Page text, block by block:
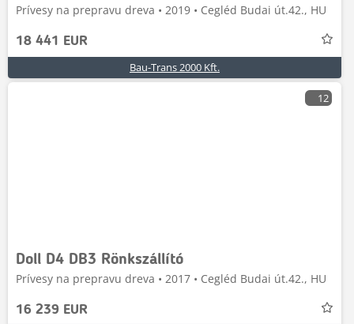
Prívesy na prepravu dreva • 2019 • Cegléd Budai út.42., HU
18 441 EUR
Bau-Trans 2000 Kft.
12
Doll D4 DB3 Rönkszállító
Prívesy na prepravu dreva • 2017 • Cegléd Budai út.42., HU
16 239 EUR